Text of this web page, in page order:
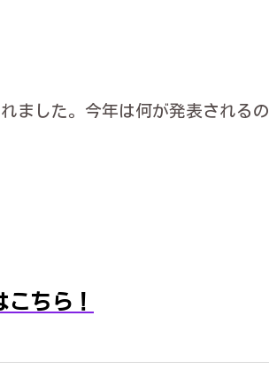
ました。今年は何が発表されるの
ちら！